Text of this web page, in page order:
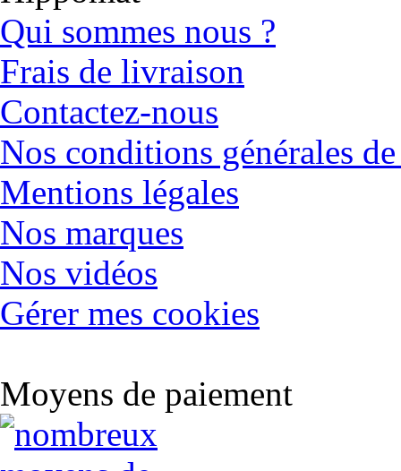
Qui sommes nous ?
Frais de livraison
Contactez-nous
Nos conditions générales
Mentions légales
Nos marques
Nos vidéos
Gérer mes cookies
Moyens de paiement